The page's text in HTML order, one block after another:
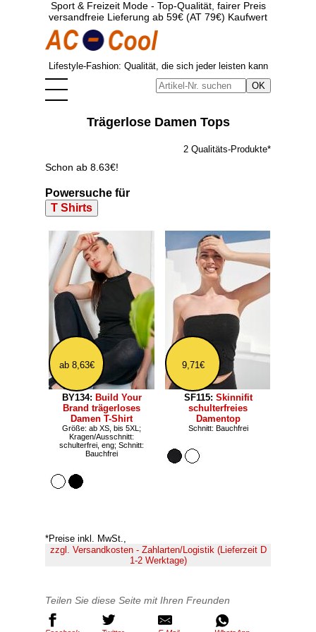
Sport & Freizeit Mode - Top-Qualität, fairer Preis
versandfreie Lieferung ab 59€ (AT 79€) Kaufwert
Lifestyle-Fashion: Qualität, die sich jeder leisten kann
Trägerlose Damen Tops
2 Qualitäts-Produkte*
Schon ab 8.63€!
Powersuche für
T Shirts
ab 8,63€
BY134: Build Your
Brand trägerloses
Damen T-Shirt
Größe: ab XS, bis 5XL;
Kragen/Ausschnitt:
schulterfrei, eng; Schnitt:
Bauchfrei
9,71€
SF115: Skinnifit
schulterfreies
Damentop
Schnitt: Bauchfrei
*Preise inkl. MwSt.,
zzgl. Versandkosten - Zahlarten/Logistik (Lieferzeit D
1-2 Werktage)
Teilen Sie diese Seite mit Ihren Freunden